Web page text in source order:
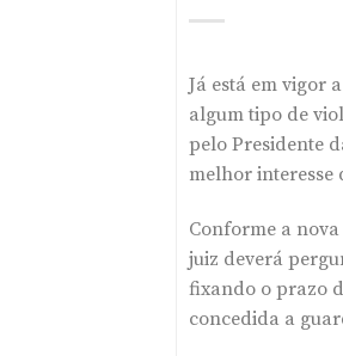
Já está em vigor a
algum tipo de
pelo Presidente
melhor interesse
Conforme a nova
juiz deverá
fixando o prazo
concedida a